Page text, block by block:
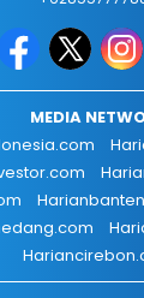
MEDIA